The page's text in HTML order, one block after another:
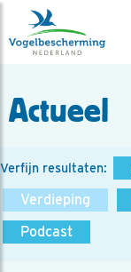
Actueel
Verfijn resultaten:
Verdieping
Podcast